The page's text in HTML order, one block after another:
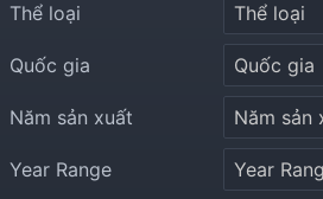
Thể loại
Quốc gia
Năm sản xuất
Year Range